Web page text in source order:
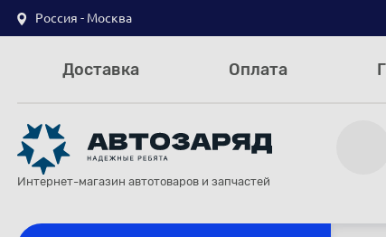
Россия - Москва
Доставка Оплата
Интернет-магазин автотоваров и запчастей